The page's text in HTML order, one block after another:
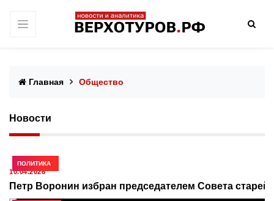
Главная Общество
Новости
ОБЩЕСТВО
ПОЛИТИКА
10.04.2026
Петр Воронин избран председателем Совета